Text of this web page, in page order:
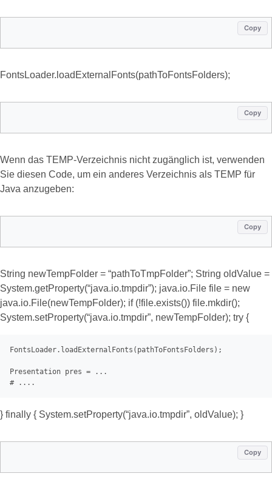
Copy
FontsLoader.loadExternalFonts(pathToFontsFolders);
Copy
Wenn das TEMP-Verzeichnis nicht zugänglich ist, verwenden
Sie diesen Code, um ein anderes Verzeichnis als TEMP für
Java anzugeben:
Copy
String newTempFolder = “pathToTmpFolder”; String oldValue =
System.getProperty(“java.io.tmpdir”); java.io.File file = new
java.io.File(newTempFolder); if (!file.exists()) file.mkdir();
System.setProperty(“java.io.tmpdir”, newTempFolder); try {
FontsLoader.loadExternalFonts(pathToFontsFolders);
# ....
} finally { System.setProperty(“java.io.tmpdir”, oldValue); }
Copy